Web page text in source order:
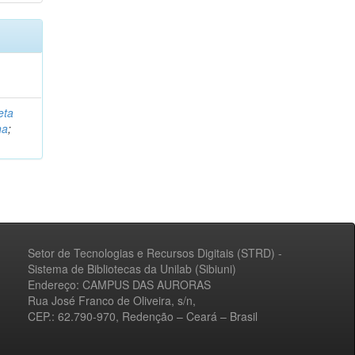
;
Setor de Tecnologias e Recursos Digitais (STRD) -
Sistema de Bibliotecas da Unilab (Sibiuni)
Endereço: CAMPUS DAS AURORAS
Rua José Franco de Oliveira, s/n,
CEP.: 62.790-970, Redenção – Ceará – Brasil